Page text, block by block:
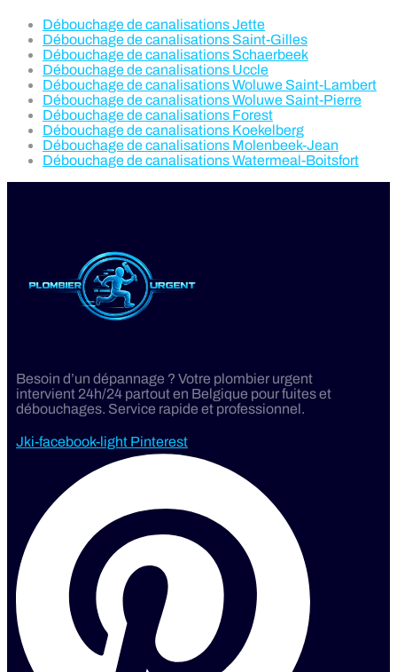
Débouchage de canalisations Jette
Débouchage de canalisations Saint-Gilles
Débouchage de canalisations Schaerbeek
Débouchage de canalisations Uccle
Débouchage de canalisations Woluwe Saint-Lambert
Débouchage de canalisations Woluwe Saint-Pierre
Débouchage de canalisations Forest
Débouchage de canalisations Koekelberg
Débouchage de canalisations Molenbeek-Jean
Débouchage de canalisations Watermeal-Boitsfort
Besoin d’un dépannage ? Votre plombier urgent
intervient 24h/24 partout en Belgique pour fuites et
débouchages. Service rapide et professionnel.
Jki-facebook-light Pinterest